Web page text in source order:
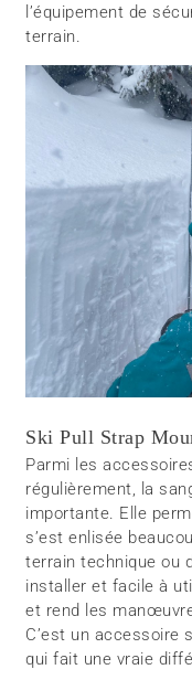
l’équipement de
terrain.
Ski Pull Strap
Parmi les
régulièrement, la
importante. Elle
s’est enlisée
terrain technique ou
installer et facile à
et rend les
C’est un accessoire
qui fait une vraie